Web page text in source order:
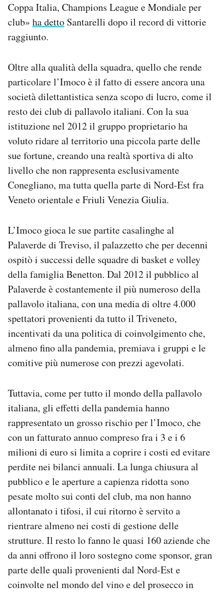
Coppa Italia, Champions League e Mondiale per
club» ha detto Santarelli dopo il record di vittorie
raggiunto.
Oltre alla qualità della squadra, quello che rende
particolare l’Imoco è il fatto di essere ancora una
società dilettantistica senza scopo di lucro, come il
resto dei club di pallavolo italiani. Con la sua
istituzione nel 2012 il gruppo proprietario ha
voluto ridare al territorio una piccola parte delle
sue fortune, creando una realtà sportiva di alto
livello che non rappresenta esclusivamente
Conegliano, ma tutta quella parte di Nord-Est fra
Veneto orientale e Friuli Venezia Giulia.
L’Imoco gioca le sue partite casalinghe al
Palaverde di Treviso, il palazzetto che per decenni
ospitò i successi delle squadre di basket e volley
della famiglia Benetton. Dal 2012 il pubblico al
Palaverde è costantemente il più numeroso della
pallavolo italiana, con una media di oltre 4.000
spettatori provenienti da tutto il Triveneto,
incentivati da una politica di coinvolgimento che,
almeno fino alla pandemia, premiava i gruppi e le
comitive più numerose con prezzi agevolati.
Tuttavia, come per tutto il mondo della pallavolo
italiana, gli effetti della pandemia hanno
rappresentato un grosso rischio per l’Imoco, che
con un fatturato annuo compreso fra i 3 e i 6
milioni di euro si limita a coprire i costi ed evitare
perdite nei bilanci annuali. La lunga chiusura al
pubblico e le aperture a capienza ridotta sono
pesate molto sui conti del club, ma non hanno
allontanato i tifosi, il cui ritorno è servito a
rientrare almeno nei costi di gestione delle
strutture. Il resto lo fanno le quasi 160 aziende che
da anni offrono il loro sostegno come sponsor, gran
parte delle quali provenienti dal Nord-Est e
coinvolte nel mondo del vino e del prosecco in